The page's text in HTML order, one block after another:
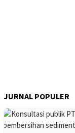
JURNAL POPULER